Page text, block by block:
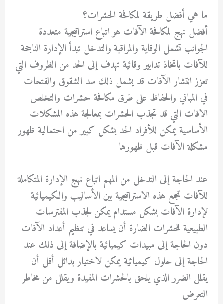
ما هي أفضل طريقة لمكافحة الحشرات؟
أفضل نهج لمكافحة الآفات هو اتباع استراتيجية متعددة
الجوانب تشمل الوقاية والمراقبة والتدخل تبدأ الإدارة الناجحة
للآفات باتخاذ تدابير وقائية تهدف إلى الحد من الظروف التي
تعزز انتشار الآفات قد يشمل ذلك سد الشقوق والفتحات
في المباني والحفاظ على طرق مكافحة حشرات والتخلص
الافات التي قد تجذب الحشرات بمعالجة هذه المشكلات
الأساسية يمكن للأفراد الحد بشكل كبير من احتمالية ظهور
مشكلة الآفات قبل ظهورها
عند الحاجة إلى التدخل من المهم اتباع نهج الإدارة المتكاملة
للآفات تجمع هذه الاستراتيجية بين الأساليب والكيميائية
لإدارة الآفات بشكل مستدام يمكن لجذب المفترسات
الطبيعية للحشرات الضارة أن يساعد في تنظيم أعداد الآفات
دون الحاجة إلى مبيدات كيميائية بالإضافة إلى ذلك عند
الحاجة إلى حلول كيميائية يمكن لاختيار بدائل أقل أن
يقلل الضرر الذي يلحق بالحشرات المفيدة ويقلل من مخاطر
التعرض